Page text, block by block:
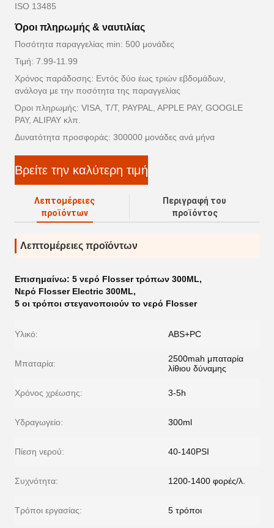
ISO 13485
Όροι πληρωμής & ναυτιλίας
Ποσότητα παραγγελίας min: 500 μονάδες
Τιμή: 7.99-11.99
Χρόνος παράδοσης: Εντός δύο έως τριών εβδομάδων,
ανάλογα με την ποσότητα της παραγγελίας
Όροι πληρωμής: VISA, T/T, PAYPAL, APPLE PAY, GOOGLE
PAY, ALIPAY κλπ.
Δυνατότητα προσφοράς: 300000 μονάδες ανά μήνα
Βρείτε την καλύτερη τιμή
Λεπτομέρειες
προϊόντων
Περιγραφή του
προϊόντος
Λεπτομέρειες προϊόντων
Επισημαίνω: 5 νερό Flosser τρόπων 300ML,
Νερό Flosser Electric 300ML,
5 οι τρόποι στεγανοποιούν το νερό Flosser
Υλικό: ABS+PC
Μπαταρία:
2500mah μπαταρία
λίθιου δύναμης
Χρόνος χρέωσης: 3-5h
Υδραγωγείο: 300ml
Πίεση νερού: 40-140PSI
Συχνότητα: 1200-1400 φορές/λ.
Τρόποι εργασίας: 5 τρόποι